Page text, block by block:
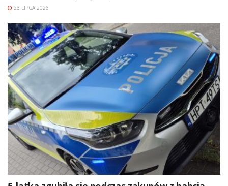
23 LIPCA 2026